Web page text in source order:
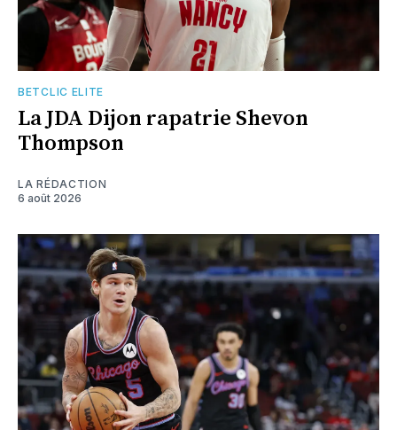
BETCLIC ELITE
La JDA Dijon rapatrie Shevon
Thompson
LA RÉDACTION
6 août 2026